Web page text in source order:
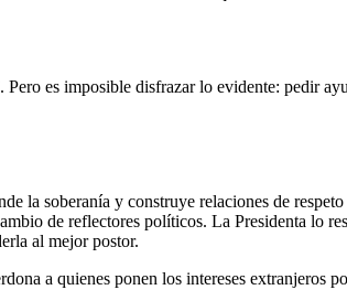
es imposible disfrazar lo evidente: pedir
la soberanía y construye relaciones de
de reflectores políticos. La Presidenta lo
al mejor postor.
a quienes ponen los intereses extranjeros